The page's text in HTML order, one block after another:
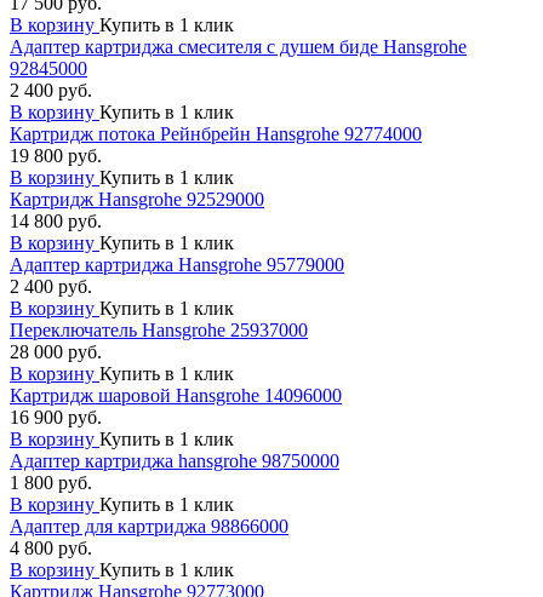
В корзину Купить в 1 клик
Адаптер картриджа смесителя с душем биде Hansgrohe
92845000
2 400 руб.
В корзину Купить в 1 клик
Картридж потока Рейнбрейн Hansgrohe 92774000
19 800 руб.
В корзину Купить в 1 клик
Картридж Hansgrohe 92529000
14 800 руб.
В корзину Купить в 1 клик
Адаптер картриджа Hansgrohe 95779000
2 400 руб.
В корзину Купить в 1 клик
Переключатель Hansgrohe 25937000
28 000 руб.
В корзину Купить в 1 клик
Картридж шаровой Hansgrohe 14096000
16 900 руб.
В корзину Купить в 1 клик
Адаптер картриджа hansgrohe 98750000
1 800 руб.
В корзину Купить в 1 клик
Адаптер для картриджа 98866000
4 800 руб.
В корзину Купить в 1 клик
Картридж Hansgrohe 92773000